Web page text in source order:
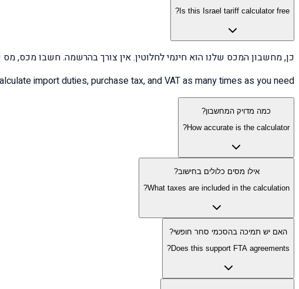
Is this Israel tariff calculator free?
כן, מחשבון המכס שלנו הוא חינמי לחלוטין. אין צורך בהרשמה. חשבו מכס,
import duties, purchase tax, and VAT as many times as you need.
כמה מדויק המחשבון?
How accurate is the calculator?
אילו מסים כלולים בחישוב?
What taxes are included in the calculation?
האם יש תמיכה בהסכמי סחר חופשי?
Does this support FTA agreements?